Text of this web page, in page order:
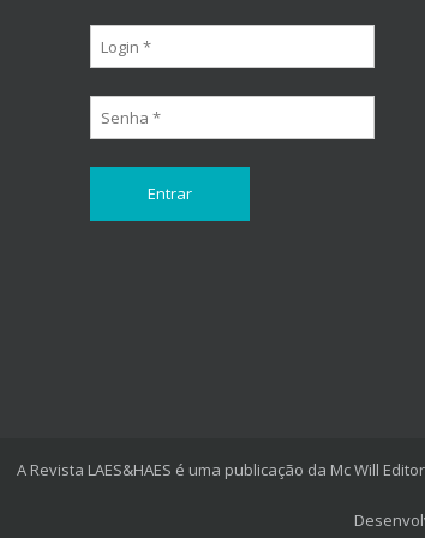
A Revista LAES&HAES é uma publicação da Mc Will